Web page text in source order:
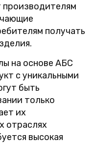
производителям
получать
на основе АБС
с уникальными
быть
только
их
отраслях
высокая